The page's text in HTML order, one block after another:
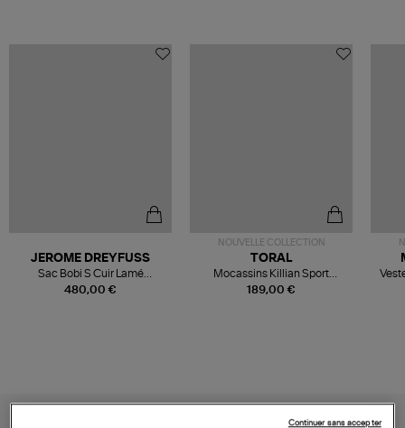
480,00 €
JEROME DREYFUSS
Sac Bobi S Cuir Lamé
Champagne
NOUVELLE COLLECTION
189,00 €
TORAL
Mocassins Killian Sport
Mousse
Continuer sans accepter